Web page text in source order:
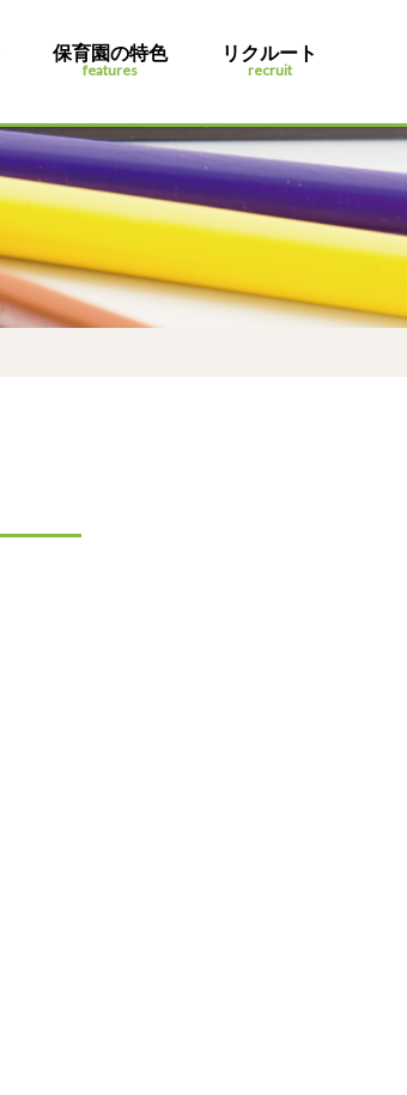
保育園の特色
features
リクルート
recruit